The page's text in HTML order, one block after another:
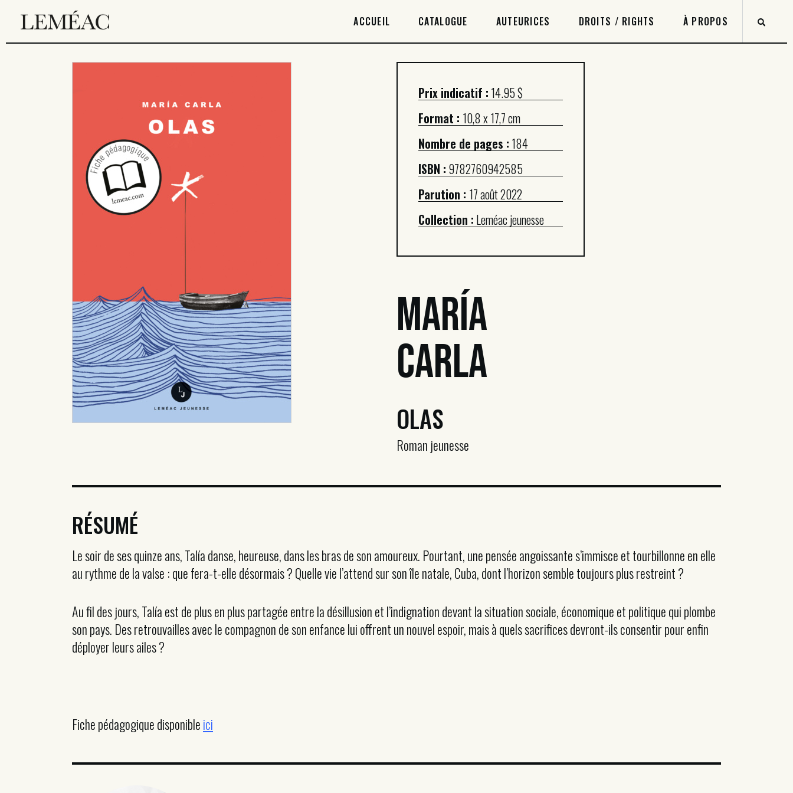
ACCUEIL CATALOGUE AUTEURICES DROITS / RIGHTS À PROPOS
CATALOGUE
Prix indicatif : 14.95 $
Format : 10,8 x 17,7 cm
Nombre de pages : 184
ISBN : 9782760942585
Parution : 17 août 2022
Collection : Leméac jeunesse
María
Carla
OLAS
Roman jeunesse
RÉSUMÉ
Le soir de ses quinze ans, Talía danse, heureuse, dans les bras de son amoureux. Pourtant, une pensée angoissante s’immisce et tourbillonne en elle
au rythme de la valse : que fera-t-elle désormais ? Quelle vie l’attend sur son île natale, Cuba, dont l’horizon semble toujours plus restreint ?
Au fil des jours, Talía est de plus en plus partagée entre la désillusion et l’indignation devant la situation sociale, économique et politique qui plombe
son pays. Des retrouvailles avec le compagnon de son enfance lui offrent un nouvel espoir, mais à quels sacrifices devront-ils consentir pour enfin
déployer leurs ailes ?
Fiche pédagogique disponibleici